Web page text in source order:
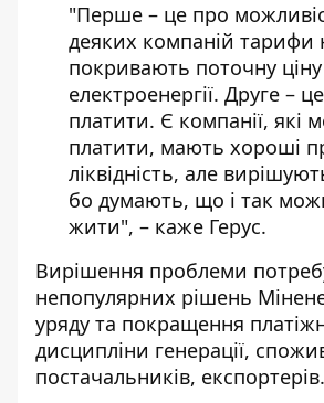
"Перше – це про
деяких компаній тарифи
покривають поточну ціну
електроенергії. Друге –
платити. Є компанії, які
платити, мають хороші
ліквідність, але
бо думають, що і так
жити", – каже Герус.
Вирішення проблеми
непопулярних рішень
уряду та покращення
дисципліни генерації,
постачальників, експортерів.